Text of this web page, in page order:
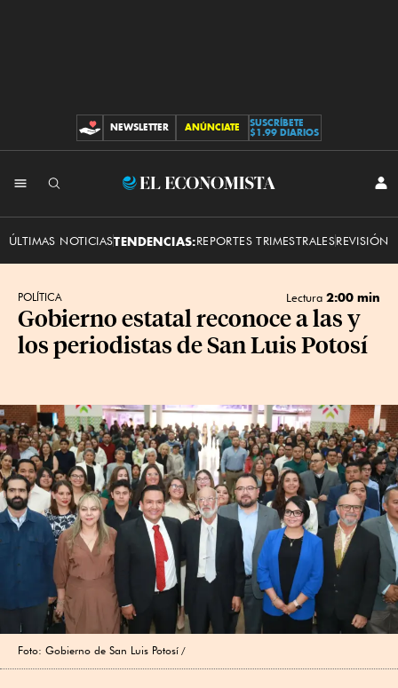
CONTRIBUCIONES
NEWSLETTER ANÚNCIATE
SUSCRÍBETE
$1.99 DIARIOS
El
ÚLTIMAS NOTICIASTENDENCIAS:REPORTES TRIMESTRALESREVISIÓN
POLÍTICA Lectura 2:00 min
Gobierno estatal reconoce a las y
los periodistas de San Luis Potosí
Foto: Gobierno de San Luis Potosí